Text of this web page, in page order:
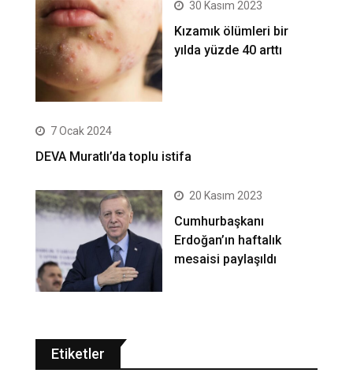
30 Kasım 2023
Kızamık ölümleri bir
yılda yüzde 40 arttı
7 Ocak 2024
DEVA Muratlı’da toplu istifa
20 Kasım 2023
Cumhurbaşkanı
Erdoğan’ın haftalık
mesaisi paylaşıldı
Etiketler